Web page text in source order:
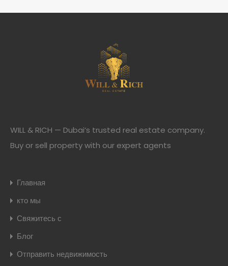
WILL & RICH — Dubai’s trusted real estate company.
Buy or sell property with our expert agents
Главная
кто мы
Свяжитесь с
Блог
Отправить недвижимость